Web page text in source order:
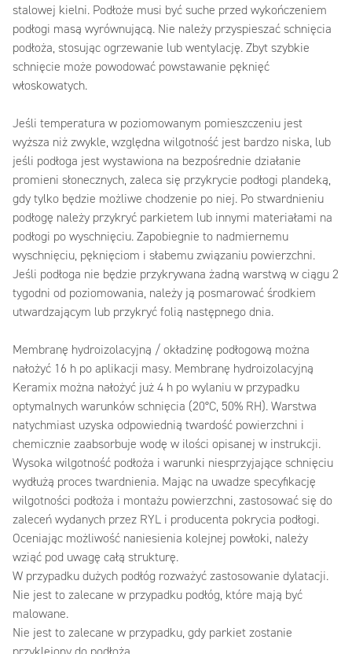
stalowej kielni. Podłoże musi być suche przed wykończeniem
podłogi masą wyrównującą. Nie należy przyspieszać schnięcia
podłoża, stosując ogrzewanie lub wentylację. Zbyt szybkie
schnięcie może powodować powstawanie pęknięć
włoskowatych.
Jeśli temperatura w poziomowanym pomieszczeniu jest
wyższa niż zwykle, względna wilgotność jest bardzo niska, lub
jeśli podłoga jest wystawiona na bezpośrednie działanie
promieni słonecznych, zaleca się przykrycie podłogi plandeką,
gdy tylko będzie możliwe chodzenie po niej. Po stwardnieniu
podłogę należy przykryć parkietem lub innymi materiałami na
podłogi po wyschnięciu. Zapobiegnie to nadmiernemu
wyschnięciu, pęknięciom i słabemu związaniu powierzchni.
Jeśli podłoga nie będzie przykrywana żadną warstwą w ciągu 2
tygodni od poziomowania, należy ją posmarować środkiem
utwardzającym lub przykryć folią następnego dnia.
Membranę hydroizolacyjną / okładzinę podłogową można
nałożyć 16 h po aplikacji masy. Membranę hydroizolacyjną
Keramix można nałożyć już 4 h po wylaniu w przypadku
optymalnych warunków schnięcia (20°C, 50% RH). Warstwa
natychmiast uzyska odpowiednią twardość powierzchni i
chemicznie zaabsorbuje wodę w ilości opisanej w instrukcji.
Wysoka wilgotność podłoża i warunki niesprzyjające schnięciu
wydłużą proces twardnienia. Mając na uwadze specyfikację
wilgotności podłoża i montażu powierzchni, zastosować się do
zaleceń wydanych przez RYL i producenta pokrycia podłogi.
Oceniając możliwość naniesienia kolejnej powłoki, należy
wziąć pod uwagę całą strukturę.
W przypadku dużych podłóg rozważyć zastosowanie dylatacji.
Nie jest to zalecane w przypadku podłóg, które mają być
malowane.
Nie jest to zalecane w przypadku, gdy parkiet zostanie